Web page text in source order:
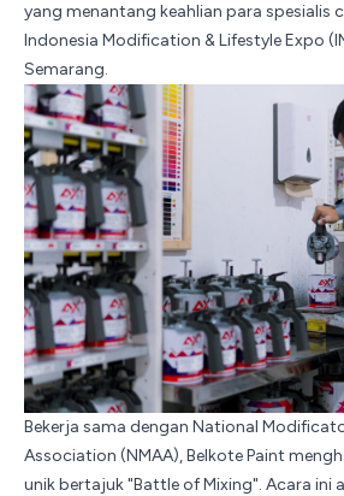
yang menantang keahlian para spesialis
Indonesia Modification & Lifestyle Expo
Semarang.
Bekerja sama dengan National
Association (NMAA),Belkote Paint
unik bertajuk "Battle of Mixing". Acara ini